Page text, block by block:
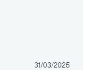
31/03/2025